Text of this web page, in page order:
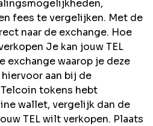
fees te vergelijken. Met de
naar de exchange. Hoe
Je kan jouw TEL
exchange waarop je deze
aan bij de
tokens hebt
wallet, vergelijk dan de
TEL wilt verkopen. Plaats